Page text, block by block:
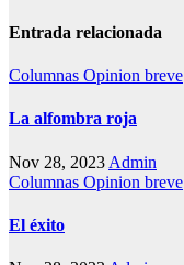
Entrada relacionada
Columnas Opinion breve
La alfombra roja
Nov 28, 2023 Admin
Columnas Opinion breve
El éxito